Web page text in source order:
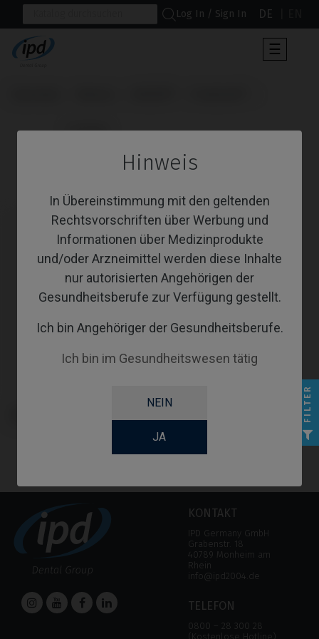
Hinweis
In Übereinstimmung mit den geltenden
Rechtsvorschriften über Werbung und
Informationen über Medizinprodukte
und/oder Arzneimittel werden diese Inhalte
nur autorisierten Angehörigen der
Gesundheitsberufe zur Verfügung gestellt.
Ich bin Angehöriger der Gesundheitsberufe.
Ich bin im Gesundheitswesen tätig
NEIN
JA
Log In / Sign In DE
der
☰
                      Analoge
KONTAKT
IPD Germany GmbH
Grabenstr. 18
40789 Monheim am
Rhein
info@ipd2004.de
TELEFON
0800 – 28 300 28
(Kostenlose Hotline)
FILTER